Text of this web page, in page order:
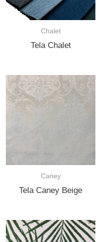
Chalet
Tela Chalet
Caney
Tela Caney Beige